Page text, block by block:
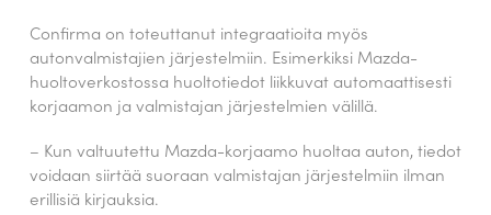
Confirma on toteuttanut integraatioita myös
autonvalmistajien järjestelmiin. Esimerkiksi Mazda-
huoltoverkostossa huoltotiedot liikkuvat automaattisesti
korjaamon ja valmistajan järjestelmien välillä.
– Kun valtuutettu Mazda-korjaamo huoltaa auton, tiedot
voidaan siirtää suoraan valmistajan järjestelmiin ilman
erillisiä kirjauksia.